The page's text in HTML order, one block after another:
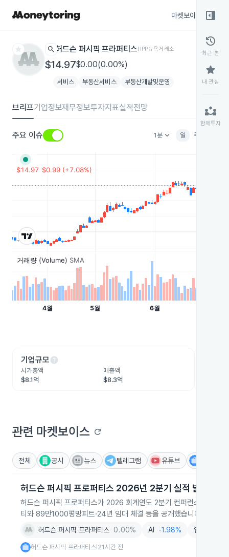
마켓보이스
star search 허드슨 퍼시픽 프라퍼티스HPP뉴욕거래소
$14.97$0.00(0.00%)
서비스 부동산서비스 부동산개발및운영
브리프기업정보재무정보투자지표실적전망
주요 이슈 1분keyboard_arrow_down 일 주
기업규모help
시가총액
$8.1억
매출액
$8.3억
관련 마켓보이스 refresh
전체 공시 뉴스 텔레그램 유튜브
허드슨 퍼시픽 프로퍼티스 2026년 2분기 실적 발표
허드슨 퍼시픽 프로퍼티스가 2026 회계연도 2분기 컨퍼런스콜에서
티와 89만1000평방피트·24년 임대 체결 등을 공개했습니다.
허드슨 퍼시픽 프라퍼티스 0.00% AI -1.98% 임대업
허드슨 퍼시픽 프라퍼티스 21시간 전
right_panel_open
history
최근 본
star
내 관심
partner_exchange
함께투자